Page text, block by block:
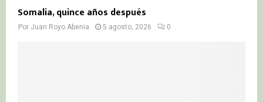
Somalia, quince años después
Por Juan Royo Abenia 5 agosto, 2026 0